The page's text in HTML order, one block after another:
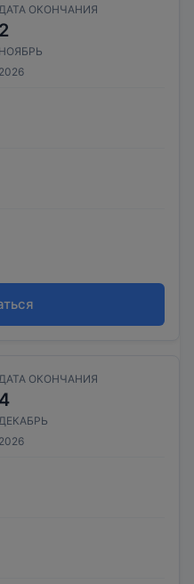
ОКОНЧАНИЯ
2
НОЯБРЬ
2026
ОКОНЧАНИЯ
4
2026